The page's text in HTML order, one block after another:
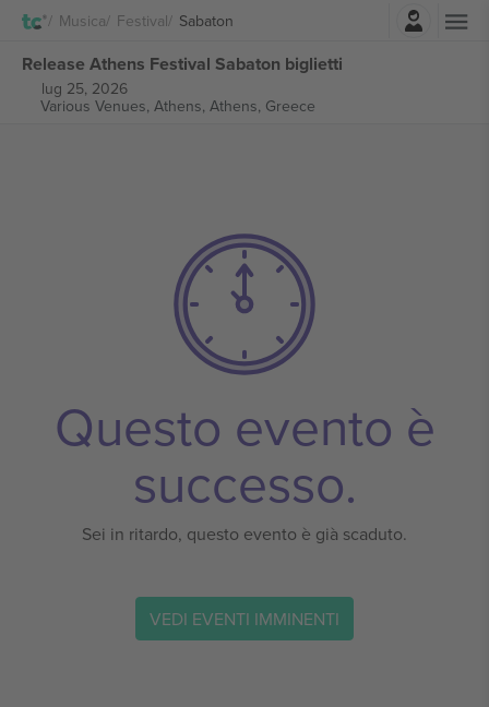
Musica Festival Sabaton
Release Athens Festival Sabaton biglietti
lug 25, 2026
Various Venues, Athens, Athens, Greece
Questo evento è
successo.
Sei in ritardo, questo evento è già scaduto.
VEDI EVENTI IMMINENTI